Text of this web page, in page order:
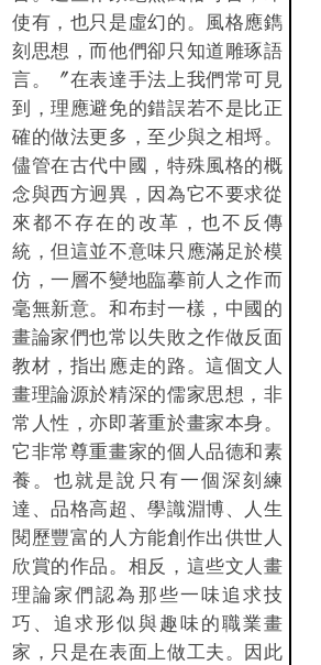
使有，也只是虛幻的。風格應鐫
刻思想，而他們卻只知道雕琢語
言。〞在表達手法上我們常可見
到，理應避免的錯誤若不是比正
確的做法更多，至少與之相埒。
儘管在古代中國，特殊風格的概
念與西方迥異，因為它不要求從
來都不存在的改革，也不反傳
統，但這並不意味只應滿足於模
仿，一層不變地臨摹前人之作而
毫無新意。和布封一樣，中國的
畫論家們也常以失敗之作做反面
教材，指出應走的路。這個文人
畫理論源於精深的儒家思想，非
常人性，亦即著重於畫家本身。
它非常尊重畫家的個人品德和素
養。也就是說只有一個深刻練
達、品格高超、學識淵博、人生
閱歷豐富的人方能創作出供世人
欣賞的作品。相反，這些文人畫
理論家們認為那些一味追求技
巧、追求形似與趣味的職業畫
家，只是在表面上做工夫。因此